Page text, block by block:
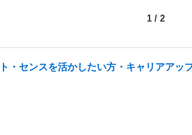
1 / 2
・センスを活かしたい方・キャリアアッ